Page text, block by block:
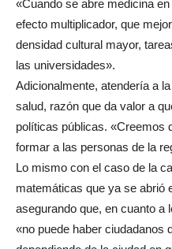
«Cuando se abre medicina
efecto multiplicador, que
densidad cultural mayor,
las universidades».
Adicionalmente, atendería a
salud, razón que da valor a
políticas públicas. «Creemos
formar a las personas de la
Lo mismo con el caso de la
matemáticas que ya se abrió
asegurando que, en cuanto a
«no puede haber ciudadanos